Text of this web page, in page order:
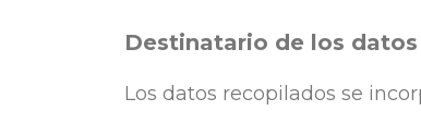
Destinatario de los datos
Los datos recopilados se